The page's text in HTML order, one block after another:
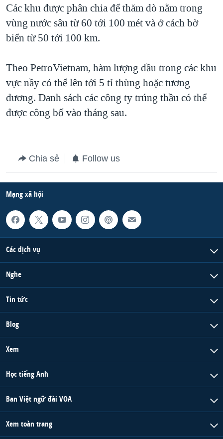
QUAN HỆ VIỆT MỸ
Các khu được phân chia để thăm dò nằm trong
vùng nước sâu từ 60 tới 100 mét và ở cách bờ
biển từ 50 tới 100 km.
Theo PetroVietnam, hàm lượng dầu trong các khu
vực nầy có thể lên tới 5 tỉ thùng hoặc tương
đương. Danh sách các công ty trúng thầu có thể
được công bố vào tháng sau.
Chia sẻ Follow us
Mạng xã hội
Các dịch vụ
Nghe
Tin tức
Blog
Xem
Học tiếng Anh
Ban Việt ngữ đài VOA
Xem toàn trang